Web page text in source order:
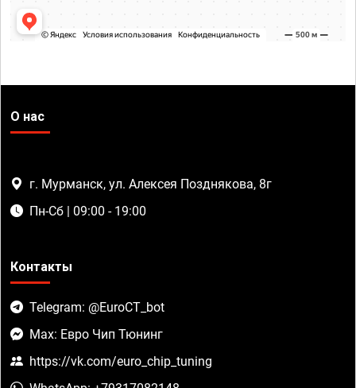
О нас
г. Мурманск, ул. Алексея Позднякова, 8г
Пн-Сб | 09:00 - 19:00
Контакты
Telegram: @EuroCT_bot
Max: Евро Чип Тюнинг
https://vk.com/euro_chip_tuning